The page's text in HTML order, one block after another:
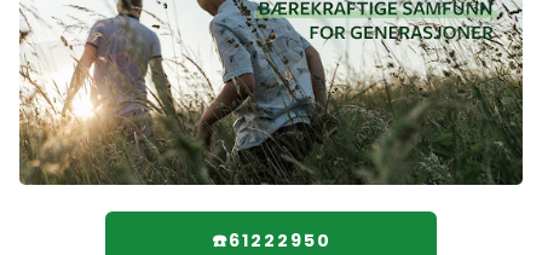
☎️61222950